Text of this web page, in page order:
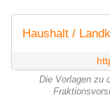
Haushalt /
Die Vorlagen zu